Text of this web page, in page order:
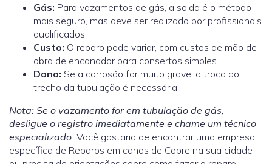
Gás: Para vazamentos de gás, a solda é o método
mais seguro, mas deve ser realizado por profissionais
qualificados.
Custo: O reparo pode variar, com custos de mão de
obra de encanadorpara consertos simples.
Dano: Se a corrosão for muito grave, a troca do
trecho da tubulação é necessária.
Nota: Se o vazamento for em tubulação de gás,
desligue o registro imediatamente e chame um técnico
especializado. Você gostaria de encontrar uma empresa
específica de Reparos em canos de Cobre na sua cidade